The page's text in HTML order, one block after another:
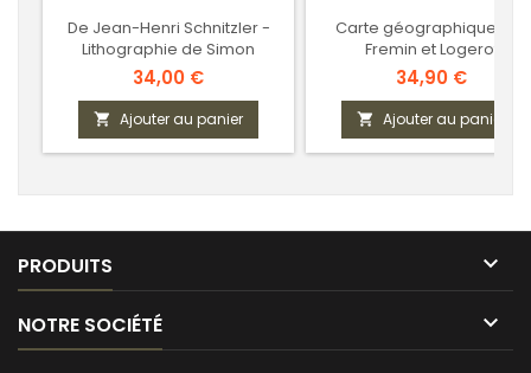
De Jean-Henri Schnitzler -
Lithographie de Simon
Prix
34,00 €
 Ajouter au panier
Carte géographique par
Fremin et Logerot
Prix
34,90 €
 Ajouter au panier
PRODUITS 
NOTRE SOCIÉTÉ 